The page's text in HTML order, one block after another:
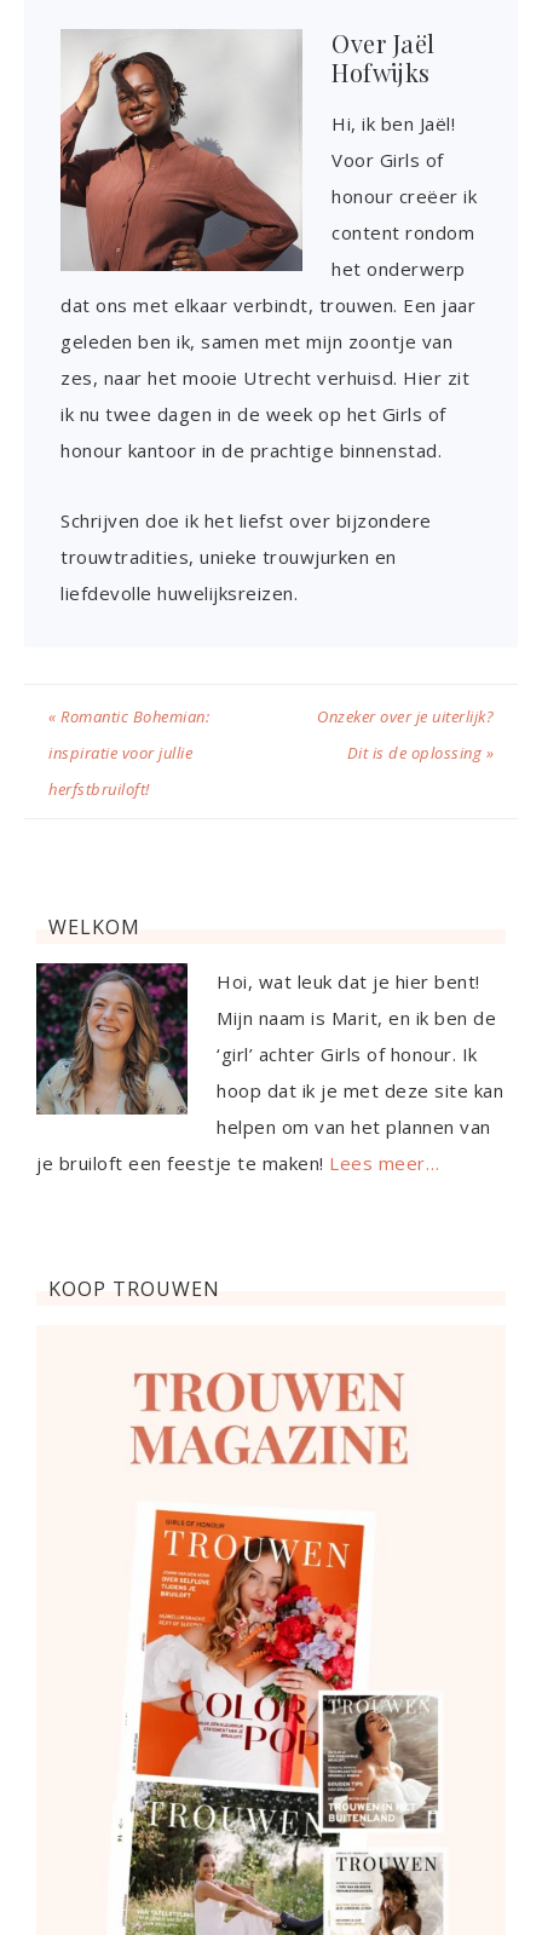
Over Jaël
Hofwijks
Hi, ik ben Jaël!
Voor Girls of
honour creëer ik
content rondom
het onderwerp
dat ons met elkaar verbindt, trouwen. Een jaar
geleden ben ik, samen met mijn zoontje van
zes, naar het mooie Utrecht verhuisd. Hier zit
ik nu twee dagen in de week op het Girls of
honour kantoor in de prachtige binnenstad.
Schrijven doe ik het liefst over bijzondere
trouwtradities, unieke trouwjurken en
liefdevolle huwelijksreizen.
« Romantic Bohemian:
inspiratie voor jullie
herfstbruiloft!
Onzeker over je uiterlijk?
Dit is de oplossing »
WELKOM
Hoi, wat leuk dat je hier bent!
Mijn naam is Marit, en ik ben de
‘girl’ achter Girls of honour. Ik
hoop dat ik je met deze site kan
helpen om van het plannen van
je bruiloft een feestje te maken! Lees meer…
KOOP TROUWEN